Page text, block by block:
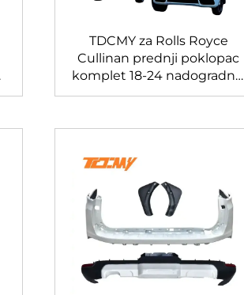
TDCMY za Rolls Royce
Cullinan prednji poklopac
komplet 18-24 nadogradnja
2025 stara u novu verziju
originalnih LED svjetala